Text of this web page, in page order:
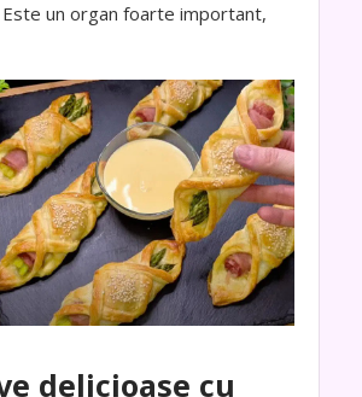
Este un organ foarte important,
delicioase cu